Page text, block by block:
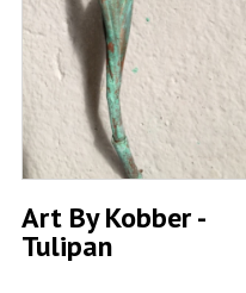
Art By Kobber -
Tulipan